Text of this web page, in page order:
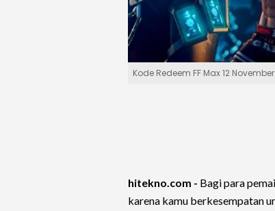
Kode Redeem FF Max 12
hitekno.com - Bagi para
karena kamu berkesempatan